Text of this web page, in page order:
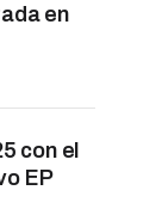
en
con el
EP